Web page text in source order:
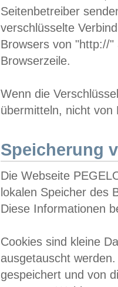
Seitenbetreiber
verschlüsselte
Browsers von "http://
Browserzeile.
Wenn die
übermitteln, nicht von
Speicherung
Die Webseite
lokalen Speicher des
Diese Informationen
Cookies sind kleine
ausgetauscht
gespeichert und von